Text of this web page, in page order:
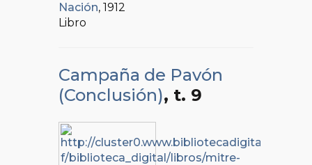
Nación, 1912
Libro
Campaña de Pavón
(Conclusión), t. 9